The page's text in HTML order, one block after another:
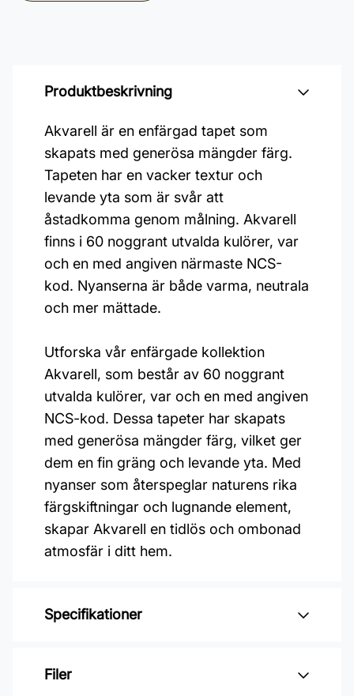
Produktbeskrivning
Akvarell är en enfärgad tapet som
skapats med generösa mängder färg.
Tapeten har en vacker textur och
levande yta som är svår att
åstadkomma genom målning. Akvarell
finns i 60 noggrant utvalda kulörer, var
och en med angiven närmaste NCS-
kod. Nyanserna är både varma, neutrala
och mer mättade.
Utforska vår enfärgade kollektion
Akvarell, som består av 60 noggrant
utvalda kulörer, var och en med angiven
NCS-kod. Dessa tapeter har skapats
med generösa mängder färg, vilket ger
dem en fin gräng och levande yta. Med
nyanser som återspeglar naturens rika
färgskiftningar och lugnande element,
skapar Akvarell en tidlös och ombonad
atmosfär i ditt hem.
Specifikationer
Varumärke: Duro
Filer